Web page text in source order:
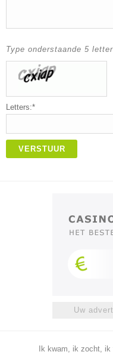
Type onderstaande 5
Letters:*
VERSTUUR
Uw
Ik kwam, ik zocht,